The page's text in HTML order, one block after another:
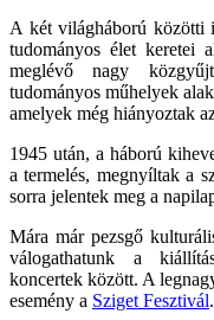
A két világháború közötti
tudományos élet keretei
meglévő nagy
tudományos műhelyek
amelyek még hiányoztak
1945 után, a háború
a termelés, megnyíltak a
sorra jelentek meg a
Mára már pezsgő
válogathatunk a
koncertek között. A
esemény a Sziget Fesztivál.